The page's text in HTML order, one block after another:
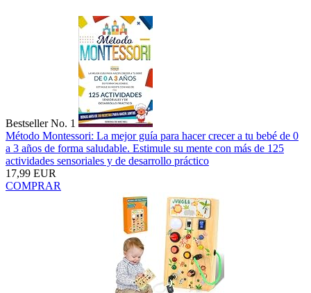
Bestseller No. 1
Método Montessori: La mejor guía para hacer crecer a tu bebé de 0
a 3 años de forma saludable. Estimule su mente con más de 125
actividades sensoriales y de desarrollo práctico
17,99 EUR
COMPRAR